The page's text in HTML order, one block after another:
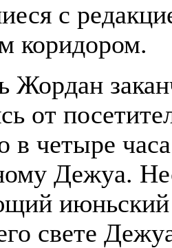
с
коридором.
Жордан
от
в четыре
Дежуа.
июньский
свете